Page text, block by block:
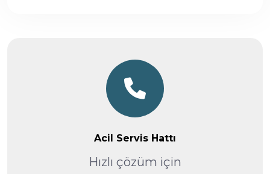
Acil Servis Hattı
Hızlı çözüm için